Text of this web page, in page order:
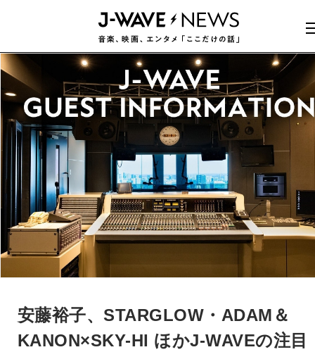
安藤裕子、STARGLOW・ADAM＆
KANON×SKY-HI ほかJ-WAVEの注目